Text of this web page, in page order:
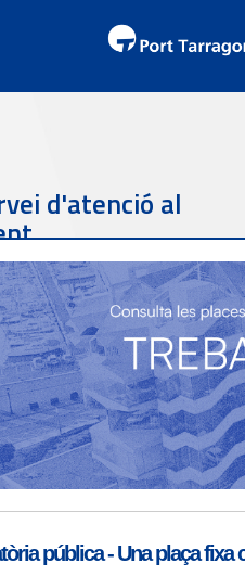
d'atenció al
Telèfon de contacte
977 259 462
Email de contacte
sac@porttarragona.cat
Informació SAC
Accès a SAC ( Servei
pública - Una plaça